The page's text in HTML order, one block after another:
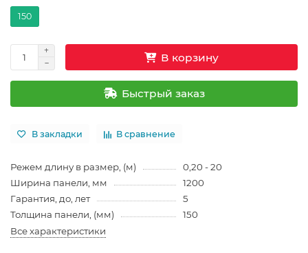
150
В корзину
Быстрый заказ
В закладки В сравнение
Режем длину в размер, (м)
0,20 - 20
Ширина панели, мм
1200
Гарантия, до, лет
5
Толщина панели, (мм)
150
Все характеристики